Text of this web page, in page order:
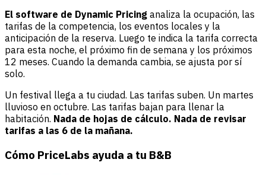
El software de Dynamic Pricing analiza la ocupación, las
tarifas de la competencia, los eventos locales y la
anticipación de la reserva. Luego te indica la tarifa correcta
para esta noche, el próximo fin de semana y los próximos
12 meses. Cuando la demanda cambia, se ajusta por sí
solo.
Un festival llega a tu ciudad. Las tarifas suben. Un martes
lluvioso en octubre. Las tarifas bajan para llenar la
habitación. Nada de hojas de cálculo. Nada de revisar
tarifas a las 6 de la mañana.
Cómo PriceLabs ayuda a tu B&B